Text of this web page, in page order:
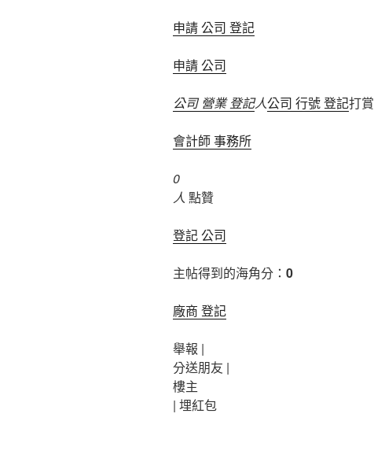
申請 公司 登記
申請 公司
公司 營業 登記人公司 行號 登記打賞
會計師 事務所
0
人 點贊
登記 公司
主帖得到的海角分： 0
廠商 登記
舉報 |
分送朋友 |
樓主
| 埋紅包